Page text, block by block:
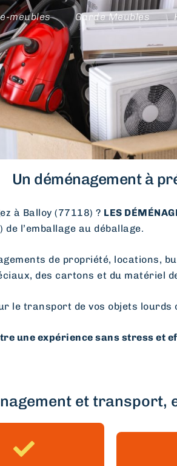
meubles Garde Meubles
Un déménagement à
à Balloy (77118) ? LES
l’emballage au déballage.
de propriété, locations,
des cartons et du matériel
le transport de vos objets
une expérience sans stress et
et transport,